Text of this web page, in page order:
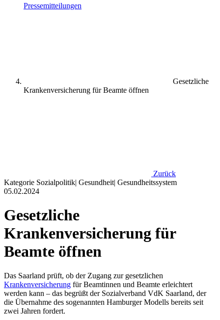
Pressemitteilungen
Gesetzliche
Krankenversicherung für Beamte öffnen
Zurück
Kategorie Sozialpolitik| Gesundheit| Gesundheitssystem
05.02.2024
Gesetzliche
Krankenversicherung für
Beamte öffnen
Das Saarland prüft, ob der Zugang zur gesetzlichen
Krankenversicherung für Beamtinnen und Beamte erleichtert
werden kann – das begrüßt der Sozialverband VdK Saarland, der
die Übernahme des sogenannten Hamburger Modells bereits seit
zwei Jahren fordert.